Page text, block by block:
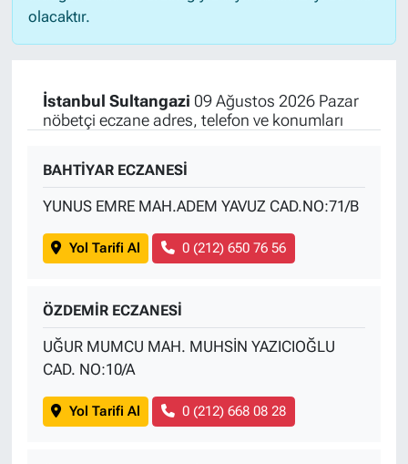
olacaktır.
İstanbul Sultangazi 09 Ağustos 2026 Pazar
nöbetçi eczane adres, telefon ve konumları
BAHTİYAR ECZANESİ
YUNUS EMRE MAH.ADEM YAVUZ CAD.NO:71/B
Yol Tarifi Al 0 (212) 650 76 56
ÖZDEMİR ECZANESİ
UĞUR MUMCU MAH. MUHSİN YAZICIOĞLU
CAD. NO:10/A
Yol Tarifi Al 0 (212) 668 08 28